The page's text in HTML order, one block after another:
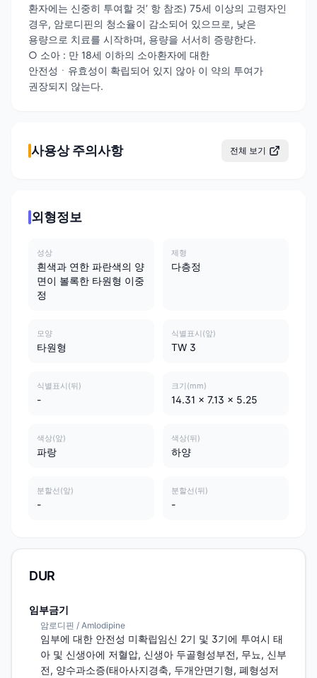
환자에는 신중히 투여할 것’ 항 참조) 75세 이상의 고령자인
경우, 암로디핀의 청소율이 감소되어 있으므로, 낮은
용량으로 치료를 시작하며, 용량을 서서히 증량한다.
○ 소아 : 만 18세 이하의 소아환자에 대한
안전성ㆍ유효성이 확립되어 있지 않아 이 약의 투여가
권장되지 않는다.
사용상 주의사항 전체 보기
외형정보
성상
흰색과 연한 파란색의 양
면이 볼록한 타원형 이중
정
제형
다층정
모양
타원형
식별표시(앞)
TW 3
식별표시(뒤)
-
크기(mm)
14.31 x 7.13 x 5.25
색상(앞)
파랑
색상(뒤)
하양
분할선(앞)
-
분할선(뒤)
-
DUR
임부금기
암로디핀 / Amlodipine
임부에 대한 안전성 미확립임신 2기 및 3기에 투여시 태
아 및 신생아에 저혈압, 신생아 두골형성부전, 무뇨, 신부
전, 양수과소증(태아사지경축, 두개안면기형, 폐형성저